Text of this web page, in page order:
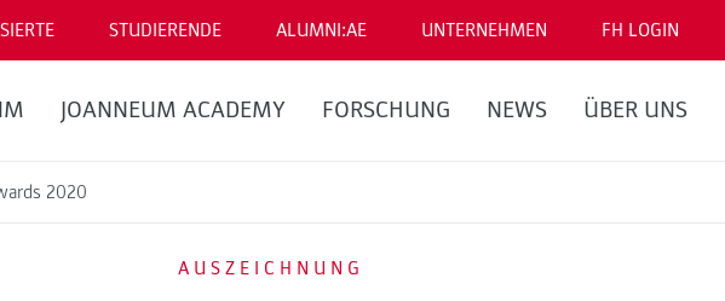
STUDIERENDE ALUMNI:AE UNTERNEHMEN FH LOGIN
JOANNEUM ACADEMY FORSCHUNG NEWS ÜBER UNS
2020
AUSZEICHNUNG